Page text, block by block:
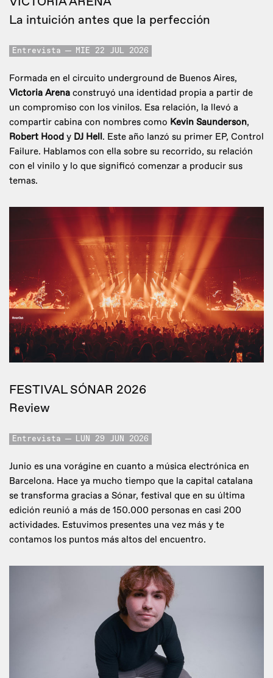
La intuición antes que la perfección
Entrevista MIE 22 JUL 2026
Formada en el circuito underground de Buenos Aires,
Victoria Arena construyó una identidad propia a partir de
un compromiso con los vinilos. Esa relación, la llevó a
compartir cabina con nombres como Kevin Saunderson,
Robert Hood y DJ Hell. Este año lanzó su primer EP, Control
Failure. Hablamos con ella sobre su recorrido, su relación
con el vinilo y lo que significó comenzar a producir sus
temas.
FESTIVAL SÓNAR 2026
Review
Entrevista LUN 29 JUN 2026
Junio es una vorágine en cuanto a música electrónica en
Barcelona. Hace ya mucho tiempo que la capital catalana
se transforma gracias a Sónar, festival que en su última
edición reunió a más de 150.000 personas en casi 200
actividades. Estuvimos presentes una vez más y te
contamos los puntos más altos del encuentro.